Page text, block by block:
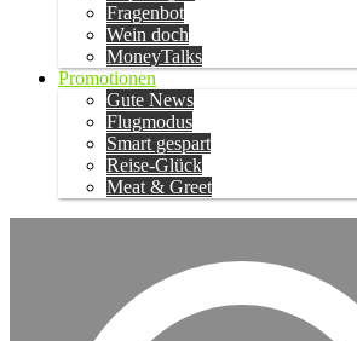
Fragenbot
Wein doch
MoneyTalks
Promotionen
Gute News
Flugmodus
Smart gespart
Reise-Glück
Meat & Greet